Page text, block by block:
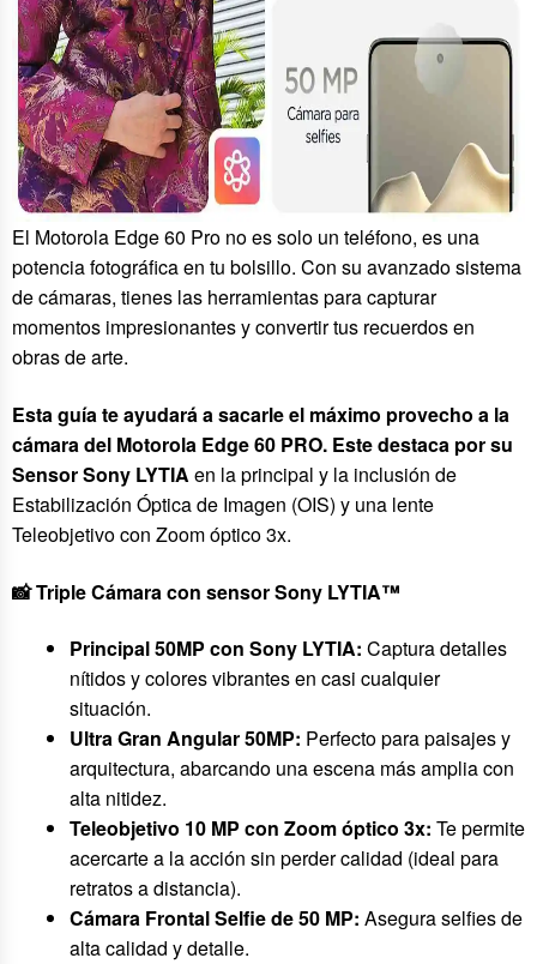
El Motorola Edge 60 Pro no es solo un teléfono, es una
potencia fotográfica en tu bolsillo. Con su avanzado sistema
de cámaras, tienes las herramientas para capturar
momentos impresionantes y convertir tus recuerdos en
obras de arte.
Esta guía te ayudará a sacarle el máximo provecho a la
cámara del Motorola Edge 60 PRO. Este destaca por su
Sensor Sony LYTIA en la principal y la inclusión de
Estabilización Óptica de Imagen (OIS) y una lente
Teleobjetivo con Zoom óptico 3x.
📸 Triple Cámara con sensor Sony LYTIA™
Principal 50MP con Sony LYTIA: Captura detalles
nítidos y colores vibrantes en casi cualquier
situación.
Ultra Gran Angular 50MP: Perfecto para paisajes y
arquitectura, abarcando una escena más amplia con
alta nitidez.
Teleobjetivo 10 MP con Zoom óptico 3x: Te permite
acercarte a la acción sin perder calidad (ideal para
retratos a distancia).
Cámara Frontal Selfie de 50 MP: Asegura selfies de
alta calidad y detalle.